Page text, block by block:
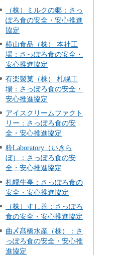
（株）ミルクの郷：さっ
ぽろ食の安全・安心推進
協定
横山食品（株） 本社工
場：さっぽろ食の安全・
安心推進協定
有楽製菓（株） 札幌工
場：さっぽろ食の安全・
安心推進協定
アイスクリームファクト
リー：さっぽろ食の安
全・安心推進協定
粋Laboratory（いきら
ぼ）：さっぽろ食の安
全・安心推進協定
札幌牛亭：さっぽろ食の
安全・安心推進協定
（株）すし善：さっぽろ
食の安全・安心推進協定
曲〆髙橋水産（株）：さ
っぽろ食の安全・安心推
進協定